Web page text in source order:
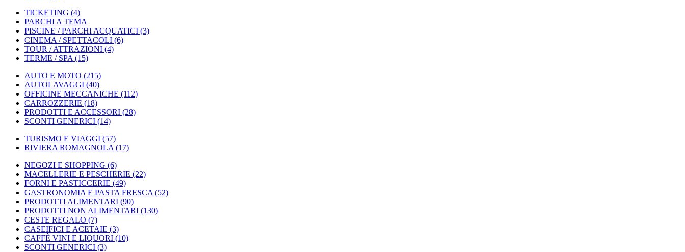
TICKETING (4)
PARCHI A TEMA
PISCINE / PARCHI ACQUATICI (3)
CINEMA / SPETTACOLI (6)
TOUR / ATTRAZIONI (4)
TERME / SPA (15)
AUTO E MOTO (215)
AUTOLAVAGGI (40)
OFFICINE MECCANICHE (112)
CARROZZERIE (18)
PRODOTTI E ACCESSORI (28)
SCONTI GENERICI (14)
TURISMO E VIAGGI (57)
RIVIERA ROMAGNOLA (17)
NEGOZI E SHOPPING (6)
MACELLERIE E PESCHERIE (22)
FORNI E PASTICCERIE (49)
GASTRONOMIA E PASTA FRESCA (52)
PRODOTTI ALIMENTARI (90)
PRODOTTI NON ALIMENTARI (130)
CESTE REGALO (7)
CASEIFICI E ACETAIE (3)
CAFFÈ VINI E LIQUORI (10)
SCONTI GENERICI (3)